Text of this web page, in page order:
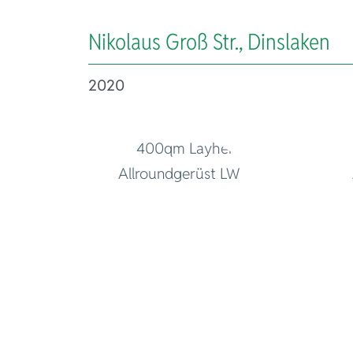
exklusive
Nikolaus Groß Str., Dinslaken
2020